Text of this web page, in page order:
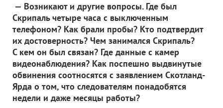
— Возникают и другие вопросы. Где был
Скрипаль четыре часа с выключенным
телефоном? Как брали пробы? Кто подтвердит
их достоверность? Чем занимался Скрипаль?
С кем он был связан? Где данные с камер
видеонаблюдения? Как поспешно выдвинутые
обвинения соотносятся с заявлением Скотланд-
Ярда о том, что следователям понадобятся
недели и даже месяцы работы?